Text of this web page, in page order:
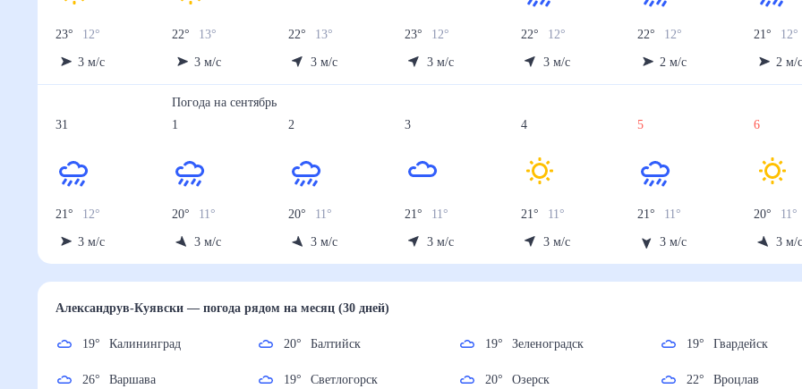
23° 12°
3 м/с
22° 13°
3 м/с
22° 13°
3 м/с
23° 12°
3 м/с
22° 12°
3 м/с
22° 12°
2 м/с
21° 12°
2 м/
31
21° 12°
3 м/с
Погода насентябрь
1
20° 11°
3 м/с
2
20° 11°
3 м/с
3
21° 11°
3 м/с
4
21° 11°
3 м/с
5
21° 11°
3 м/с
6
20° 11°
3 м/
Александрув-Куявски— погода рядомна месяц (30 дней)
19° Калининград
26° Варшава
20° Балтийск
19° Светлогорск
19° Зеленоградск
20° Озерск
19° Гвардейск
22° Вроцлав